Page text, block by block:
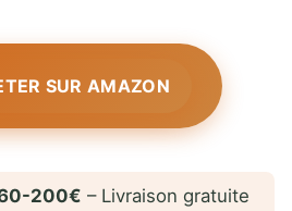
SUR AMAZON
200€ – Livraison gratuite